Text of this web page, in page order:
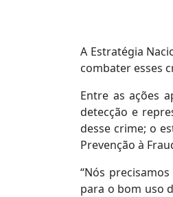
A Estratégia
combater esses
Entre as ações
detecção e
desse crime; o
Prevenção à
“Nós
para o bom uso